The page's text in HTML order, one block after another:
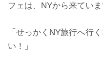
フェは、NYから来ていま
「せっかくNY旅行へ行
い！」